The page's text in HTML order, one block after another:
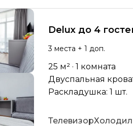
Delux до 4
3 места + 1 доп.
25 м² · 1 комната
Двуспальная
Раскладушка: 1 шт.
Телевизор